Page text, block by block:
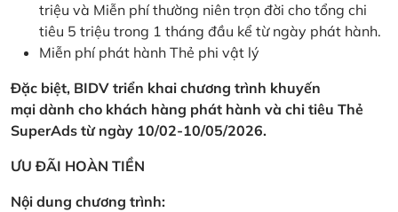
triệu và Miễn phí thường niên trọn đời cho tổng chi
tiêu 5 triệu trong 1 tháng đầu kể từ ngày phát hành.
Miễn phí phát hành Thẻ phi vật lý
Đặc biệt, BIDV triển khai chương trình khuyến
mại dành cho khách hàng phát hành và chi tiêu Thẻ
SuperAds từ ngày 10/02-10/05/2026.
ƯU ĐÃI HOÀN TIỀN
Nội dung chương trình: